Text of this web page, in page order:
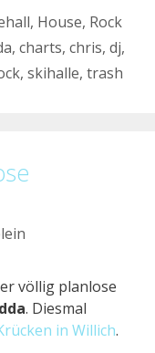
, House, Rock
, charts, chris, dj,
, skihalle, trash
völlig planlose
. Diesmal
in Willich.